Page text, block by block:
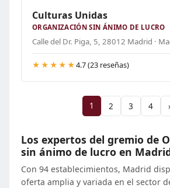
Culturas Unidas
ORGANIZACIÓN SIN ÁNIMO DE LUCRO
Calle del Dr. Piga, 5, 28012 Madrid ·
★★★★★4.7 (23 reseñas)
1 2 3 4
Los expertos del gremio de
sin ánimo de lucro en
Con 94 establecimientos, Madrid
oferta amplia y variada en el sector